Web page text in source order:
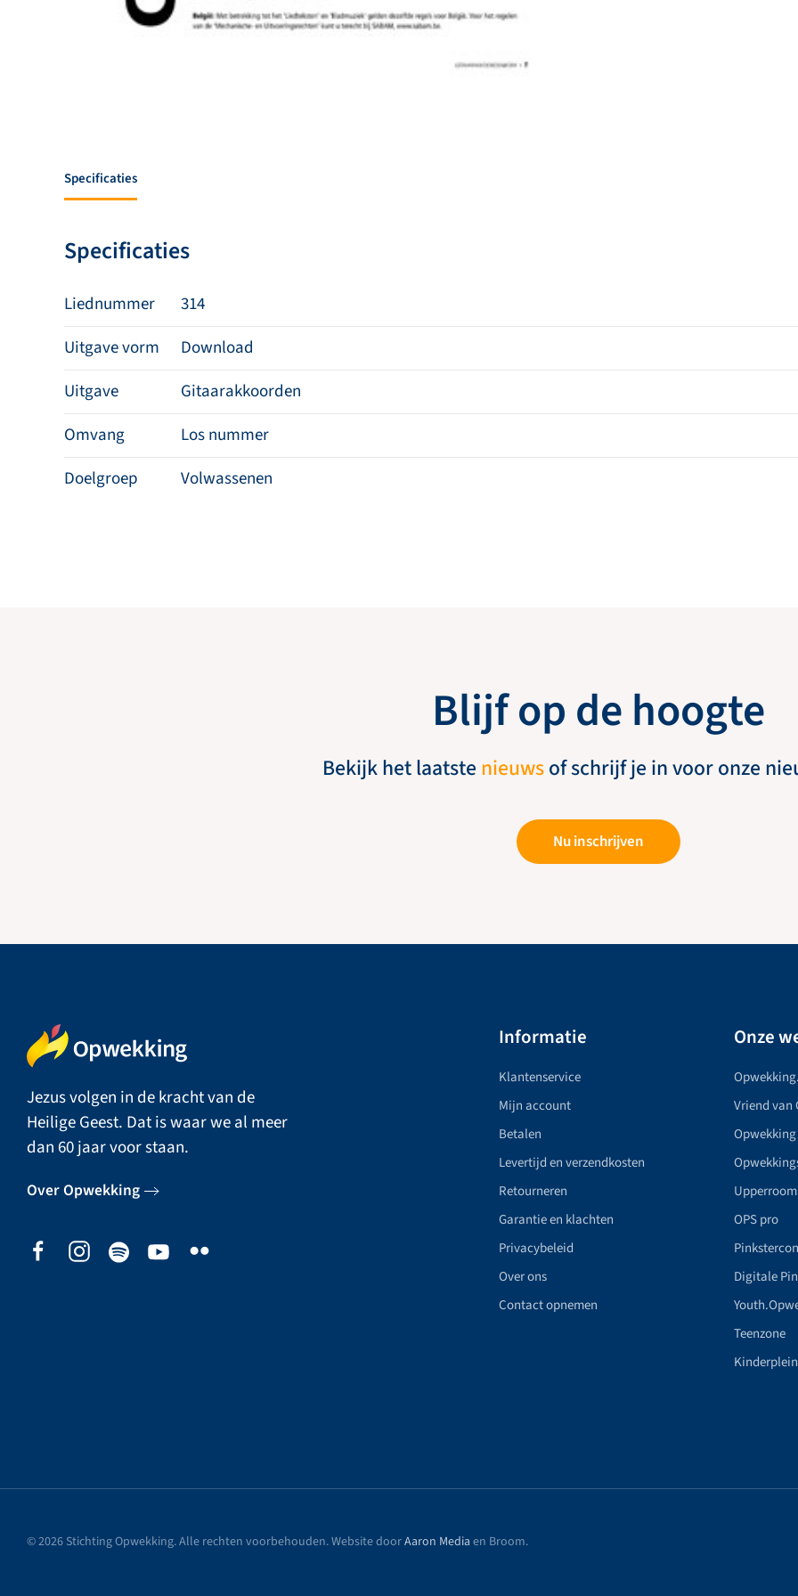
Specificaties
Specificaties
Liednummer
314
Uitgave vorm
Download
Uitgave
Gitaarakkoorden
Omvang
Los nummer
Doelgroep
Volwassenen
Blijf op de hoogte
Bekijk het laatste nieuwsof schrijf je in voor onze
Nu inschrijven
Jezus volgen in de kracht van de
Heilige Geest. Dat is waar we al meer
dan 60 jaar voor staan.
Over Opwekking
Informatie
Klantenservice
Mijn account
Betalen
Levertijd en verzendkosten
Retourneren
Garantie en klachten
Privacybeleid
Over ons
Contact opnemen
Onze
Vriend van
Upperroom
OPS pro
Digitale
Teenzone
Kinderplein
©2026 Stichting Opwekking. Alle rechten voorbehouden. Website doorAaron Media en Broom.